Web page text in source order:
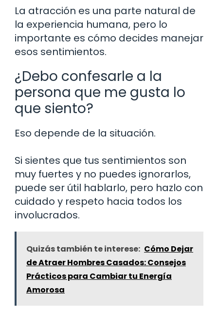
La atracción es una parte natural de
la experiencia humana, pero lo
importante es cómo decides manejar
esos sentimientos.
¿Debo confesarle a la
persona que me gusta lo
que siento?
Eso depende de la situación.
Si sientes que tus sentimientos son
muy fuertes y no puedes ignorarlos,
puede ser útil hablarlo, pero hazlo con
cuidado y respeto hacia todos los
involucrados.
Quizás también te interese: Cómo Dejar
de Atraer Hombres Casados: Consejos
Prácticos para Cambiar tu Energía
Amorosa